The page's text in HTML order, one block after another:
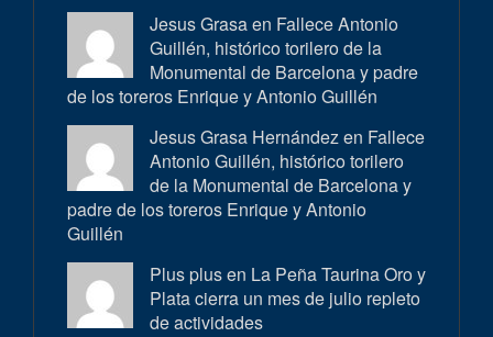
Jesus Grasa en Fallece Antonio
Guillén, histórico torilero de la
Monumental de Barcelona y padre
de los toreros Enrique y Antonio Guillén
Jesus Grasa Hernández en Fallece
Antonio Guillén, histórico torilero
de la Monumental de Barcelona y
padre de los toreros Enrique y Antonio
Guillén
Plus plus en La Peña Taurina Oro y
Plata cierra un mes de julio repleto
de actividades